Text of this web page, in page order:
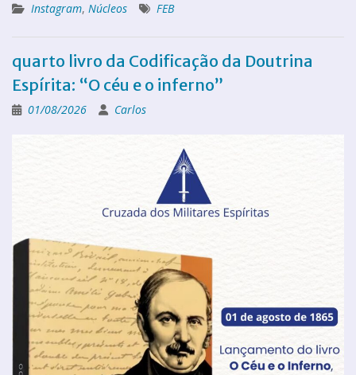
Instagram, Núcleos FEB
quarto livro da Codificação da Doutrina
Espírita: “O céu e o inferno”
01/08/2026 Carlos